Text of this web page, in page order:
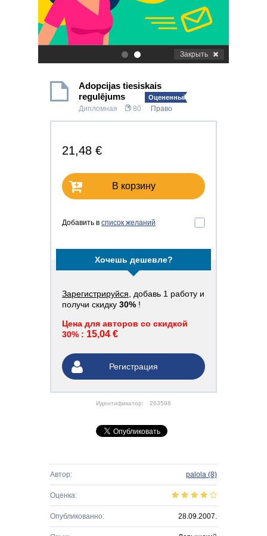
. Закрыть
Adopcijas tiesiskais
regulējums
Оцененный!
Дипломная 80 Право
21,48 €
В корзину
Добавить в список желаний
Хочешь дешевле?
Зарегистрируйся , добавь 1 работу и
получи скидку 30% !
Цена для авторов со скидкой
30% : 15,04 €
Регистрация
Идентификатор: 263598
Автор: palola (8)
Оценка:
Опубликованно: 28.09.2007.